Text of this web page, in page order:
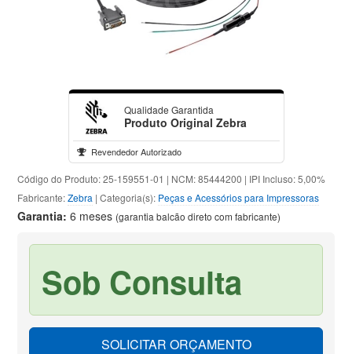
Qualidade Garantida
Produto Original Zebra
Revendedor Autorizado
Código do Produto: 25-159551-01 | NCM: 85444200 | IPI Incluso: 5,00%
Fabricante:Zebra | Categoria(s): Peças e Acessórios para Impressoras
Garantia:6 meses (garantia balcão direto com fabricante)
Sob Consulta
SOLICITAR ORÇAMENTO